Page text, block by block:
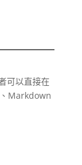
可以直接在
Markdown